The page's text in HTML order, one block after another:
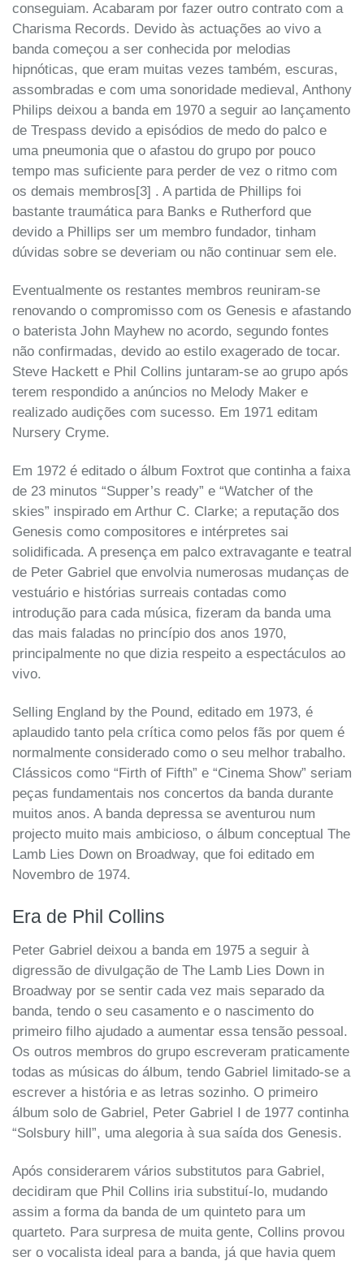
conseguiam. Acabaram por fazer outro contrato com a
Charisma Records. Devido às actuações ao vivo a
banda começou a ser conhecida por melodias
hipnóticas, que eram muitas vezes também, escuras,
assombradas e com uma sonoridade medieval, Anthony
Philips deixou a banda em 1970 a seguir ao lançamento
de Trespass devido a episódios de medo do palco e
uma pneumonia que o afastou do grupo por pouco
tempo mas suficiente para perder de vez o ritmo com
os demais membros[3] . A partida de Phillips foi
bastante traumática para Banks e Rutherford que
devido a Phillips ser um membro fundador, tinham
dúvidas sobre se deveriam ou não continuar sem ele.
Eventualmente os restantes membros reuniram-se
renovando o compromisso com os Genesis e afastando
o baterista John Mayhew no acordo, segundo fontes
não confirmadas, devido ao estilo exagerado de tocar.
Steve Hackett e Phil Collins juntaram-se ao grupo após
terem respondido a anúncios no Melody Maker e
realizado audições com sucesso. Em 1971 editam
Nursery Cryme.
Em 1972 é editado o álbum Foxtrot que continha a faixa
de 23 minutos “Supper’s ready” e “Watcher of the
skies” inspirado em Arthur C. Clarke; a reputação dos
Genesis como compositores e intérpretes sai
solidificada. A presença em palco extravagante e teatral
de Peter Gabriel que envolvia numerosas mudanças de
vestuário e histórias surreais contadas como
introdução para cada música, fizeram da banda uma
das mais faladas no princípio dos anos 1970,
principalmente no que dizia respeito a espectáculos ao
vivo.
Selling England by the Pound, editado em 1973, é
aplaudido tanto pela crítica como pelos fãs por quem é
normalmente considerado como o seu melhor trabalho.
Clássicos como “Firth of Fifth” e “Cinema Show” seriam
peças fundamentais nos concertos da banda durante
muitos anos. A banda depressa se aventurou num
projecto muito mais ambicioso, o álbum conceptual The
Lamb Lies Down on Broadway, que foi editado em
Novembro de 1974.
Era de Phil Collins
Peter Gabriel deixou a banda em 1975 a seguir à
digressão de divulgação de The Lamb Lies Down in
Broadway por se sentir cada vez mais separado da
banda, tendo o seu casamento e o nascimento do
primeiro filho ajudado a aumentar essa tensão pessoal.
Os outros membros do grupo escreveram praticamente
todas as músicas do álbum, tendo Gabriel limitado-se a
escrever a história e as letras sozinho. O primeiro
álbum solo de Gabriel, Peter Gabriel I de 1977 continha
“Solsbury hill”, uma alegoria à sua saída dos Genesis.
Após considerarem vários substitutos para Gabriel,
decidiram que Phil Collins iria substituí-lo, mudando
assim a forma da banda de um quinteto para um
quarteto. Para surpresa de muita gente, Collins provou
ser o vocalista ideal para a banda, já que havia quem